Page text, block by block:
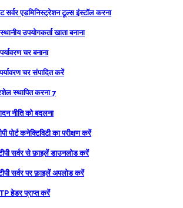
सर्वर एडमिनिस्ट्रेशन टूल्स इंस्टॉल करना
उपयोगकर्ता खाता बनाना
चर बनाना
चर संपादित करें
स्थापित करना 7
नीति को बदलना
पोर्ट कनेक्टिविटी का परीक्षण करें
सर्वर से फ़ाइलें डाउनलोड करें
सर्वर पर फ़ाइलें अपलोड करें
हेडर प्राप्त करें